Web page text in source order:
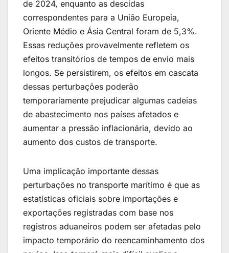
de 2024, enquanto as descidas
correspondentes para a União Europeia,
Oriente Médio e Ásia Central foram de 5,3%.
Essas reduções provavelmente refletem os
efeitos transitórios de tempos de envio mais
longos. Se persistirem, os efeitos em cascata
dessas perturbações poderão
temporariamente prejudicar algumas cadeias
de abastecimento nos países afetados e
aumentar a pressão inflacionária, devido ao
aumento dos custos de transporte.
Uma implicação importante dessas
perturbações no transporte marítimo é que as
estatísticas oficiais sobre importações e
exportações registradas com base nos
registros aduaneiros podem ser afetadas pelo
impacto temporário do reencaminhamento dos